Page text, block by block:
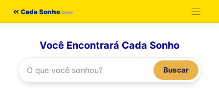
Cada Sonho
Você Encontrará Cada Sonho
Buscar